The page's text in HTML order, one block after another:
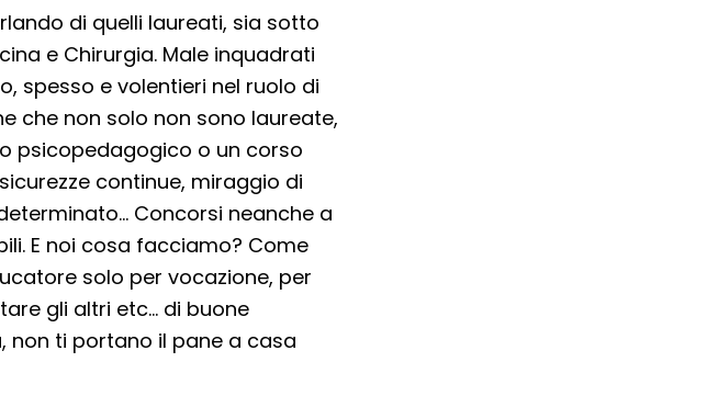
di quelli laureati, sia sotto
e Chirurgia. Male inquadrati
spesso e volentieri nel ruolo di
che non solo non sono laureate,
psicopedagogico o un corso
continue, miraggio di
Concorsi neanche a
E noi cosa facciamo? Come
solo per vocazione, per
gli altri etc… di buone
non ti portano il pane a casa